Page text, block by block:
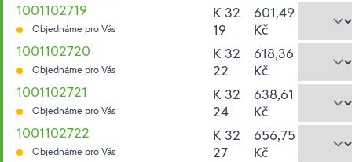
1001102719
Objednáme pro Vás
K 32
19
601,49
Kč
1001102720
Objednáme pro Vás
K 32
22
618,36
Kč
1001102721
Objednáme pro Vás
K 32
24
638,61
Kč
1001102722
Objednáme pro Vás
K 32
27
656,75
Kč